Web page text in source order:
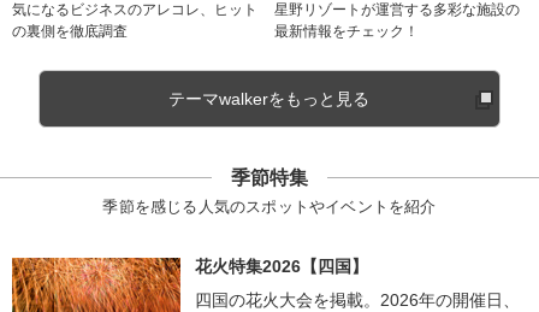
気になるビジネスのアレコレ、ヒット
の裏側を徹底調査
星野リゾートが運営する多彩な施設の
最新情報をチェック！
テーマwalkerをもっと見る
季節特集
季節を感じる人気のスポットやイベントを紹介
花火特集2026【四国】
四国の花火大会を掲載。2026年の開催日、